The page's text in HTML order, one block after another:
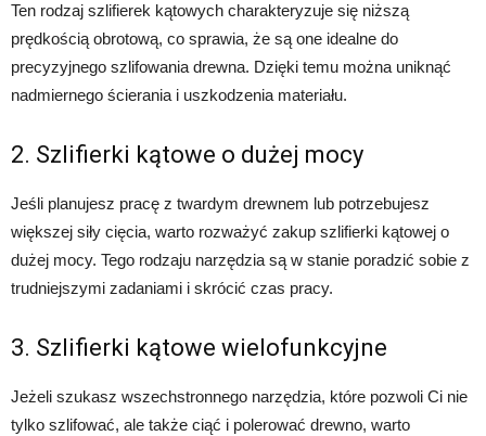
Ten rodzaj szlifierek kątowych charakteryzuje się niższą
prędkością obrotową, co sprawia, że są one idealne do
precyzyjnego szlifowania drewna. Dzięki temu można uniknąć
nadmiernego ścierania i uszkodzenia materiału.
2. Szlifierki kątowe o dużej mocy
Jeśli planujesz pracę z twardym drewnem lub potrzebujesz
większej siły cięcia, warto rozważyć zakup szlifierki kątowej o
dużej mocy. Tego rodzaju narzędzia są w stanie poradzić sobie z
trudniejszymi zadaniami i skrócić czas pracy.
3. Szlifierki kątowe wielofunkcyjne
Jeżeli szukasz wszechstronnego narzędzia, które pozwoli Ci nie
tylko szlifować, ale także ciąć i polerować drewno, warto